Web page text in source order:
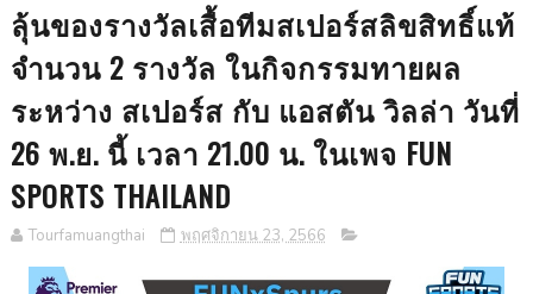
ลุ้นของรางวัลเสื้อทีมสเปอร์สลิขสิทธิ์แท้
จำนวน 2 รางวัล ในกิจกรรมทายผล
ระหว่าง สเปอร์ส กับ แอสตัน วิลล่า วันที่
26 พ.ย. นี้ เวลา 21.00 น. ในเพจ FUN
SPORTS THAILAND
Tourfamuangthai พฤศจิกายน 23, 2566